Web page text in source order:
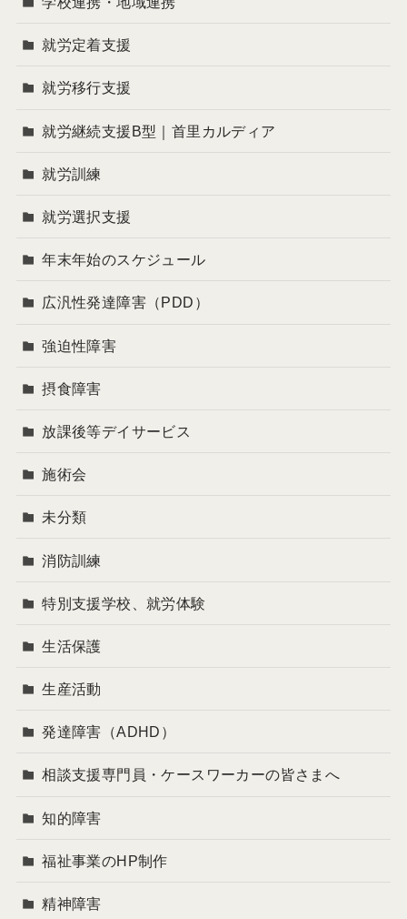
就労定着支援
就労移行支援
就労継続支援B型｜首里カルディア
就労訓練
就労選択支援
年末年始のスケジュール
広汎性発達障害（PDD）
強迫性障害
摂食障害
放課後等デイサービス
施術会
未分類
消防訓練
特別支援学校、就労体験
生活保護
生産活動
発達障害（ADHD）
相談支援専門員・ケースワーカーの皆さまへ
知的障害
福祉事業のHP制作
精神障害